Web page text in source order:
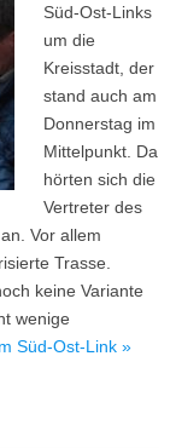
Süd-Ost-Links
um die
Kreisstadt, der
stand auch am
Donnerstag im
Mittelpunkt. Da
hörten sich die
Vertreter des
Vor allem
Trasse.
keine Variante
wenige
Süd-Ost-Link »